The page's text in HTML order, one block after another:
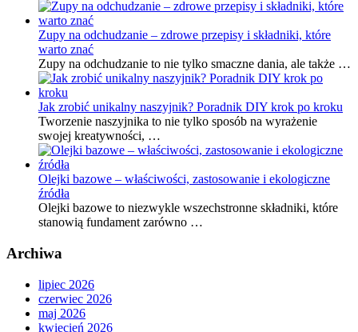
Zupy na odchudzanie – zdrowe przepisy i składniki, które
warto znać
Zupy na odchudzanie to nie tylko smaczne dania, ale także …
Jak zrobić unikalny naszyjnik? Poradnik DIY krok po kroku
Tworzenie naszyjnika to nie tylko sposób na wyrażenie
swojej kreatywności, …
Olejki bazowe – właściwości, zastosowanie i ekologiczne
źródła
Olejki bazowe to niezwykle wszechstronne składniki, które
stanowią fundament zarówno …
Archiwa
lipiec 2026
czerwiec 2026
maj 2026
kwiecień 2026